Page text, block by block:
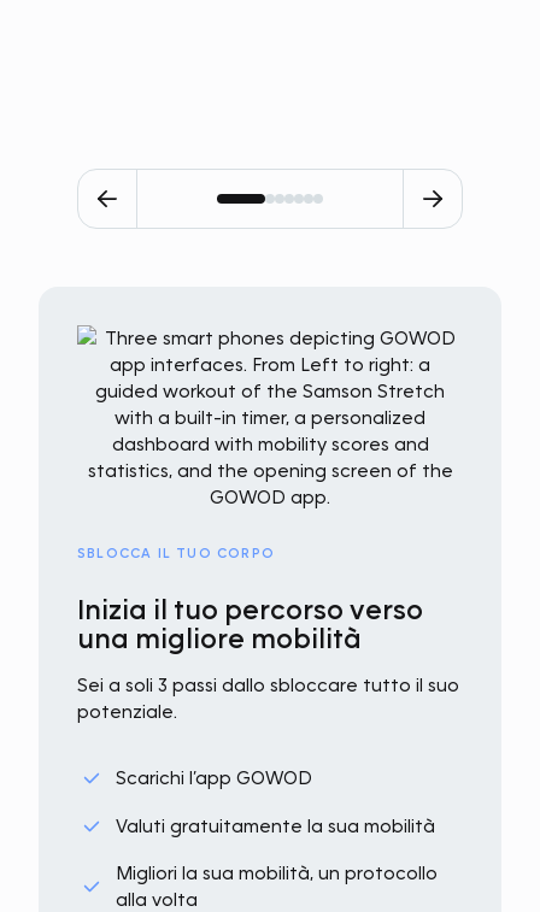
SBLOCCA IL TUO CORPO
Inizia il tuo percorso verso
una migliore mobilità
Sei a soli 3 passi dallo sbloccare tutto il suo
potenziale.
Scarichi l’app GOWOD
Valuti gratuitamente la sua mobilità
Migliori la sua mobilità, un protocollo
alla volta